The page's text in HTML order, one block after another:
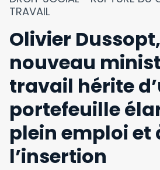
TRAVAIL
Olivier
nouveau
travail hérite
portefeuille
plein emploi et
l’insertion